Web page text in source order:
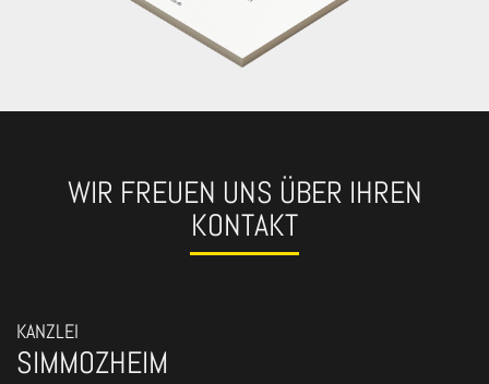
WIR FREUEN UNS ÜBER IHREN
KONTAKT
KANZLEI
SIMMOZHEIM